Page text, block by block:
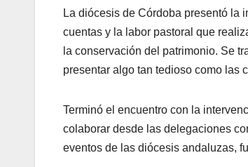
La diócesis de Córdoba presentó la
cuentas y la labor pastoral que
la conservación del patrimonio. Se
presentar algo tan tedioso como las
Terminó el encuentro con la
colaborar desde las delegaciones
eventos de las diócesis andaluzas,